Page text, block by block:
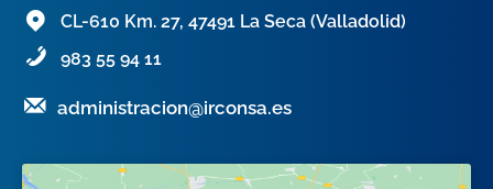
CL-610 Km. 27, 47491 La Seca (Valladolid)
983 55 94 11
administracion@irconsa.es